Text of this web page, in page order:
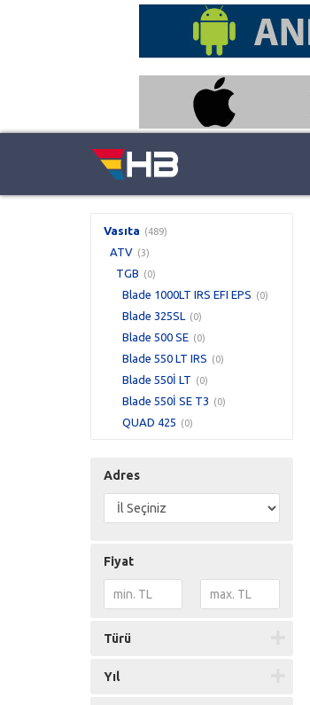
Vasıta (489)
ATV (3)
TGB (0)
Blade 1000LT IRS EFI EPS (0)
Blade 325SL (0)
Blade 500 SE (0)
Blade 550 LT IRS (0)
Blade 550İ LT (0)
Blade 550İ SE T3 (0)
QUAD 425 (0)
Adres
Fiyat
Türü
Yıl